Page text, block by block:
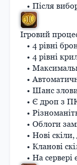
Після
Ігровий
4 рівні
4 рівні
Шанс
Є дроп з
Облоги
Нові
Кланові
На сервері